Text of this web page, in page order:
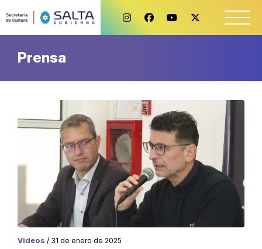
Prensa
Videos / 31 de enero de 2025